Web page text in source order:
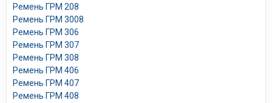
Ремень ГРМ 208
Ремень ГРМ 3008
Ремень ГРМ 306
Ремень ГРМ 307
Ремень ГРМ 308
Ремень ГРМ 406
Ремень ГРМ 407
Ремень ГРМ 408